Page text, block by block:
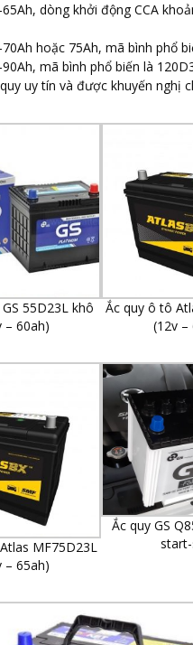
dòng khởi động CCA
hoặc 75Ah, mã bình phổ
mã bình phổ biến là
uy tín và được khuyến nghị
55D23L khô
– 60ah)
Ắc quy ô tô
(12v –
MF75D23L
– 65ah)
Ắc quy GS